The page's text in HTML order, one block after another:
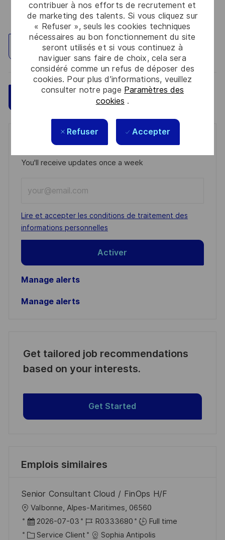
contribuer à nos efforts de recrutement et
de marketing des talents. Si vous cliquez sur
« Refuser », seuls les cookies techniques
nécessaires au bon fonctionnement du site
seront utilisés et si vous continuez à
naviguer sans faire de choix, cela sera
considéré comme un refus de déposer des
cookies. Pour plus d’informations, veuillez
consulter notre page Paramètres des
cookies .
Refuser Accepter
Explorez un site
Postulez maintenant
Get notified for similar jobs
You'll receive updates once a week
Email
address
(Required)
Required
Lire et accepter les conditions de traitement des
informations personnelles
Activer
Manage alerts
Manage alerts
Get tailored job recommendations
based on your interests.
Get Started
Emplois similaires
Senior Consultant Cloud / FinOps H/F
o
c
Valbonne, Alpes-Maritimes, 06560
D
a
2026-07-03
R
é
R0333680
Full time
C Service Client
Sophia Antipolis